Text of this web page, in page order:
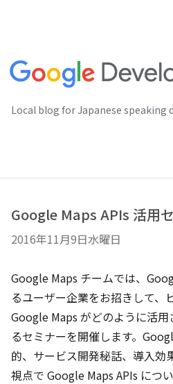
Local blog for Japanese speaking
Google Maps APIs 活用
2016年11月9日水曜日
Google Maps チームでは、
るユーザー企業をお招きして、
Google Maps がどのように活
るセミナーを開催します。
的、サービス開発秘話、導入効
視点で Google Maps APIs につ